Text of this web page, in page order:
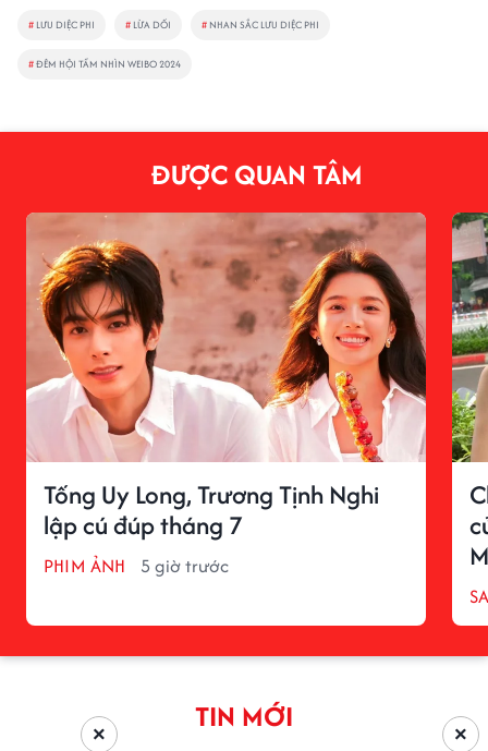
# LƯU DIỆC PHI # LỪA DỐI # NHAN SẮC LƯU DIỆC PHI
#ĐÊM HỘI TẦM NHÌN WEIBO 2024
ĐƯỢC QUAN TÂM
Tống Uy Long, Trương Tịnh Nghi
lập cú đúp tháng 7
PHIM ẢNH 5 giờ trước
TIN MỚI ×
×